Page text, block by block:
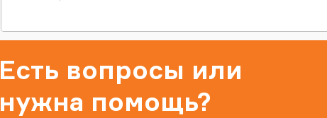
Есть вопросы или
нужна помощь?